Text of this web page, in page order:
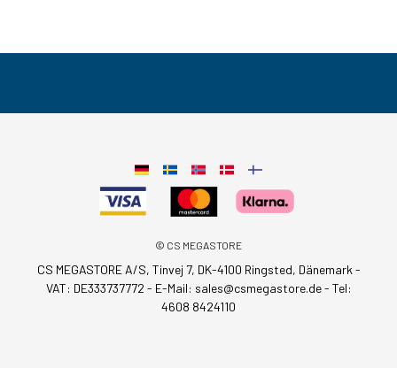
© CS MEGASTORE
CS MEGASTORE A/S, Tinvej 7, DK-4100 Ringsted, Dänemark -
VAT: DE333737772 - E-Mail: sales@csmegastore.de- Tel:
4608 8424110